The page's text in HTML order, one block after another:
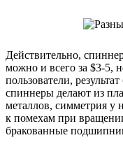
Действительно,
можно и всего за $3-5,
пользователи,
спиннеры делают из
металлов, симметрия у
к помехам при
бракованные